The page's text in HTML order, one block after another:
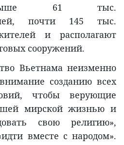
61 тыс.
почти 145 тыс.
и располагают
сооружений.
Вьетнама неизменно
созданию всех
чтобы верующие
мирской жизнью и
свою религию»,
вместе с народом».